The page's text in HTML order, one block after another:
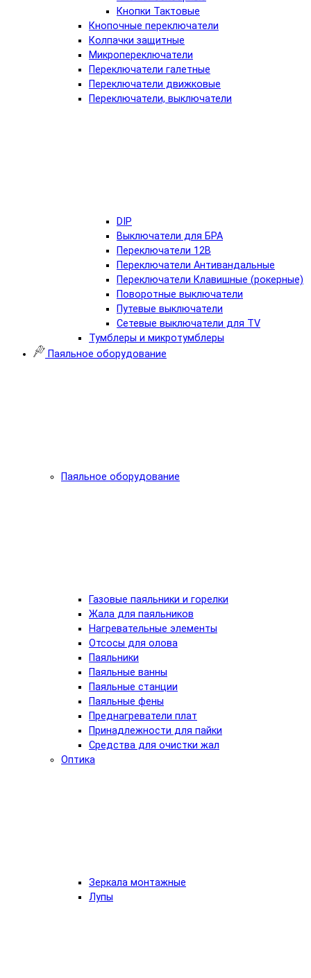
Кнопки Тактовые
Кнопочные переключатели
Колпачки защитные
Микропереключатели
Переключатели галетные
Переключатели движковые
Переключатели, выключатели
DIP
Выключатели для БРА
Переключатели 12В
Переключатели Антивандальные
Переключатели Клавишные (рокерные)
Поворотные выключатели
Путевые выключатели
Сетевые выключатели для TV
Тумблеры и микротумблеры
Паяльное оборудование
Паяльное оборудование
Газовые паяльники и горелки
Жала для паяльников
Нагревательные элементы
Отсосы для олова
Паяльники
Паяльные ванны
Паяльные станции
Паяльные фены
Преднагреватели плат
Принадлежности для пайки
Средства для очистки жал
Оптика
Зеркала монтажные
Лупы